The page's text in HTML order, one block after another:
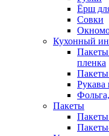
Ёрш
Совки
Кухонный
Пакеты
пленка
Рукава
Пакеты